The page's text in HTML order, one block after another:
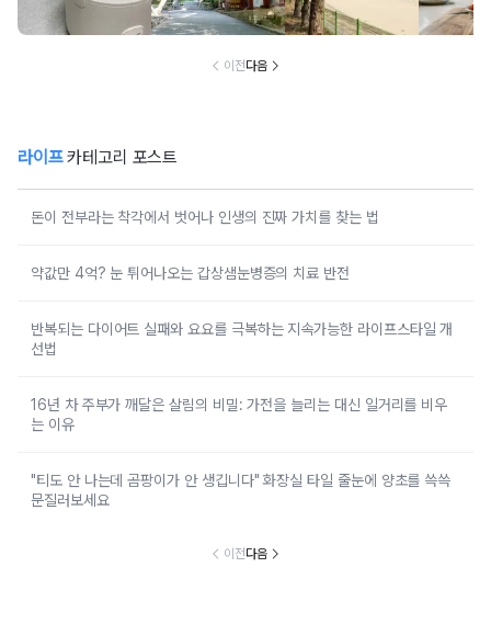
물 많은 진 밥 살
리는 방법
고 마음이 편안해
지는 사찰 여행지
붙어있는 조용한
남해 해수욕장
마토 꼭
넣으면
이전다음
라이프카테고리 포스트
돈이 전부라는 착각에서 벗어나 인생의 진짜 가치를 찾는 법
약값만 4억? 눈 튀어나오는 갑상샘눈병증의 치료 반전
반복되는 다이어트 실패와 요요를 극복하는 지속가능한 라이프스타일 개
선법
16년 차 주부가 깨달은 살림의 비밀: 가전을 늘리는 대신 일거리를 비우
는 이유
"티도 안 나는데 곰팡이가 안 생깁니다" 화장실 타일 줄눈에 양초를 쓱쓱
문질러보세요
이전다음